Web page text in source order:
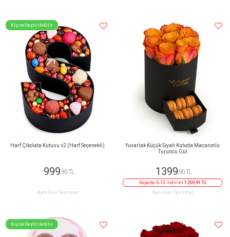
Kişiselleştirilebilir
Harf Çikolata Kutusu v2 (Harf Seçenekli)
999,90 TL
Aynı Gün Teslimat
Yuvarlak Küçük Siyah Kutuda Macaronlu
Turuncu Gül
1399,90 TL
Sepette % 10 indirim 1259,91 TL
Aynı Gün Teslimat
Kişiselleştirilebilir